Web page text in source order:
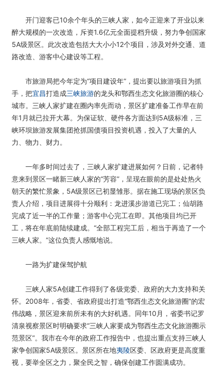
开门迎客已10余个年头的三峡人家，如今正迎来了开业以来
醉大规模的一次改造，斥资1.6亿元全面提档升级，努力争创国家
5A级景区。此次改造包括大大小小12个项目，涉及对外交通、道
路改造、游客中心建设等工程。
市旅游局把今年定为“项目建设年”，提出要以旅游项目为抓
手，把宜昌打造成三峡旅游的龙头和鄂西生态文化旅游圈的核心
城市。三峡人家扩建在圈内率先而动，景区扩建准备工作早在前
年1月就已拉开大幕。为保证软、硬件各方面达到5A级标准，三
峡环坝旅游发展集团抢抓国债项目投资机遇，投入了大量的人
力、物力、财力。
一年多时间过去了，三峡人家扩建进展如何？日前，记者特
意来到景区一睹新三峡人家的“芳容”，呈现在眼前的是处处热火
朝天的繁忙景象，5A级景区已初显雏形。据在施工现场的景区负
责人介绍，项目进展得十分顺利：龙进溪步游道已完工；仙胡路
完成了近一半的工作量；游客中心完工在即。其他项目均已开
工，将在年底前陆续建成。“全部工程完工后，相当于再造了一个
三峡人家。”这位负责人感慨地说。
一路为扩建保驾护航
三峡人家5A创建工作得到了各级党委、政府的大力支持和关
怀。2008年，省委、省政府提出打造“鄂西生态文化旅游圈”的宏
伟战略，景区迎来前所未有的大好机遇。同年10月，省委书记罗
清泉视察景区时明确要求“三峡人家要成为鄂西生态文化旅游圈示
范景区”。我市在今年的政府工作报告中，也提出重点支持三峡人
家争创国家5A级景区。景区所在地夷陵区委、区政府更是高度重
视，要举全区之力，聚全民之智，确保创建工作圆满成功。